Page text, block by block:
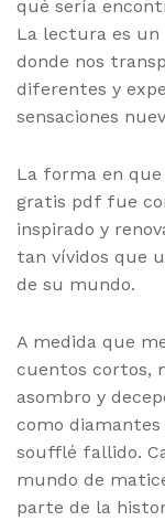
qué sería
La lectura es un
donde nos
diferentes y
sensaciones
La forma en
gratis pdf fue
inspirado y
tan vívidos que
de su mundo.
A medida que
cuentos cortos,
asombro y
como diamantes
soufflé fallido.
mundo de
parte de la